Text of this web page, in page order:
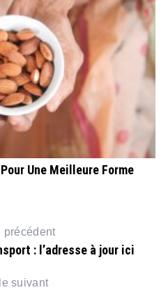
Une Meilleure Forme
précédent
: l’adresse à jour ici
suivant